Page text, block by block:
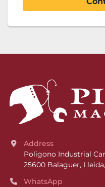
Address
Poligono Industrial
25600 Balaguer,
WhatsApp